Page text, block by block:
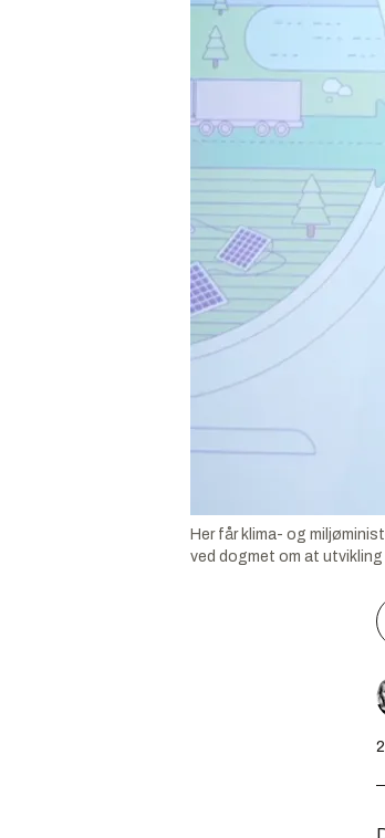
Her får klima- og
ved dogmet om at